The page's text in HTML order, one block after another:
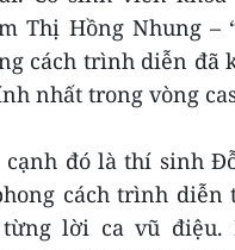
Thị Hồng Nhung
cách trình diễn đã
nhất trong vòng
cạnh đó là thí sinh
cách trình diễn
lời ca vũ điệu.